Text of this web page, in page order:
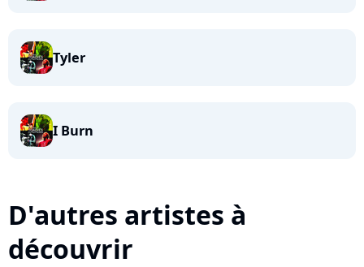
Tyler
I Burn
D'autres artistes à
découvrir